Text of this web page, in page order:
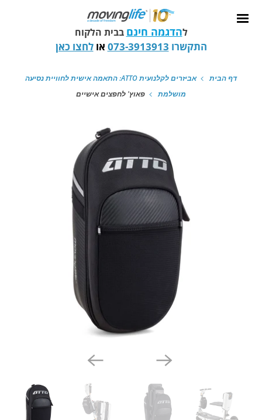
להדגמה חינם בבית הלקוח
התקשרו 073-3913913 או לחצו כאן
דף הבית
אביזרים לקלנועית ATTO: התאמה אישית לחוויית נסיעה
מושלמת
פאוץ' לחפצים אישיים